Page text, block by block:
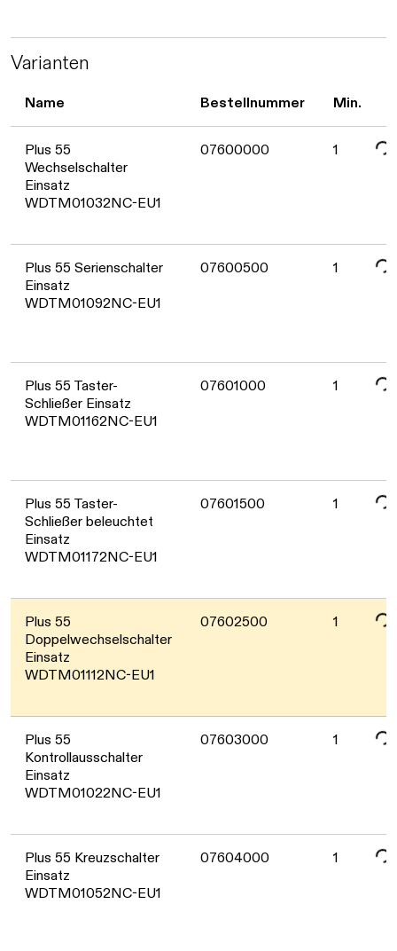
Varianten
Name Bestellnummer Min.
Plus 55
Wechselschalter
Einsatz
WDTM01032NC-EU1
07600000 1
Plus 55 Serienschalter
Einsatz
WDTM01092NC-EU1
07600500 1
Plus 55 Taster-
Schließer Einsatz
WDTM01162NC-EU1
07601000 1
Plus 55 Taster-
Schließer beleuchtet
Einsatz
WDTM01172NC-EU1
07601500 1
Plus 55
Doppelwechselschalter
Einsatz
WDTM01112NC-EU1
07602500 1
Plus 55
Kontrollausschalter
Einsatz
WDTM01022NC-EU1
07603000 1
Plus 55 Kreuzschalter
Einsatz
WDTM01052NC-EU1
07604000 1